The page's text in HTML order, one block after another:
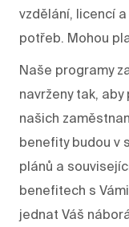
vzdělání, licencí
potřeb. Mohou
Naše programy
navrženy tak,
našich
benefity budou v
plánů a
benefitech s
jednat Váš